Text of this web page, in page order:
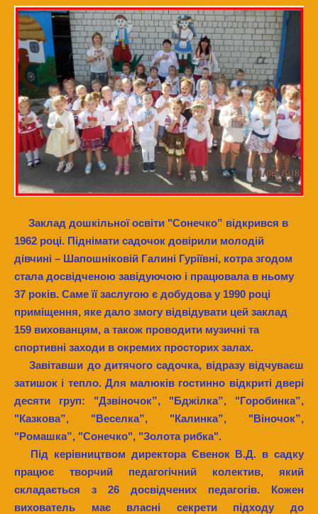
Заклад дошкільної освіти "Сонечко” відкрився в
1962 році. Піднімати садочок довірили молодій
дівчині – Шапошніковій Галині Гуріївні, котра згодом
стала досвідченою завідуючою і працювала в ньому
37 років. Саме її заслугою є добудова у 1990 році
приміщення, яке дало змогу відвідувати цей заклад
159 вихованцям, а також проводити музичні та
спортивні заходи в окремих просторих залах.
Завітавши до дитячого садочка, відразу відчуваєш
затишок і тепло. Для малюків гостинно відкриті двері
десяти груп: "Дзвіночок”, "Бджілка”, "Горобинка”,
"Казкова”, "Веселка”, "Калинка”, "Віночок”,
"Ромашка”, "Сонечко", "Золота рибка".
Під керівництвом директора Євенок В.Д. в садку
працює творчий педагогічний колектив, який
складається з 26 досвідчених педагогів. Кожен
вихователь має власні секрети підходу до